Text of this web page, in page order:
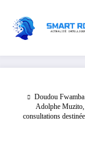
contenu
Doudou
Adolphe Muzito,
consultations